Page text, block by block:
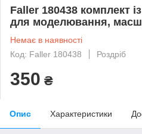
Faller 180438 комплект із
для моделювання,
Немає в наявності
Код: Faller 180438
Роздріб
350 ₴
Опис Характеристики